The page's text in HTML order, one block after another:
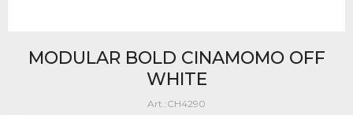
MODULAR BOLD CINAMOMO OFF
WHITE
CH4290